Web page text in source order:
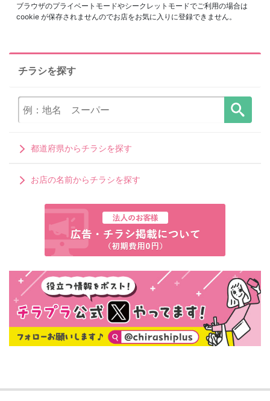
ブラウザのプライベートモードやシークレットモードでご利用の場合は
cookie が保存されませんのでお店をお気に入りに登録できません。
チラシを探す
都道府県からチラシを探す
お店の名前からチラシを探す